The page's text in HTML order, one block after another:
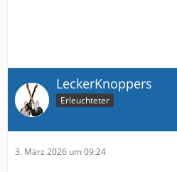
LeckerKnoppers
Erleuchteter
3. März 2026 um 09:24